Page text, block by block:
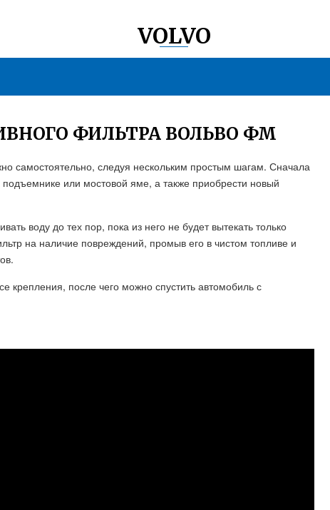
VOLVO
ФИЛЬТРА ВОЛЬВО ФМ
самостоятельно, следуя нескольким простым шагам. Сначала
или мостовой яме, а также приобрести новый
воду до тех пор, пока из него не будет вытекать только
на наличие повреждений, промыв его в чистом топливе и
крепления, после чего можно спустить автомобиль с